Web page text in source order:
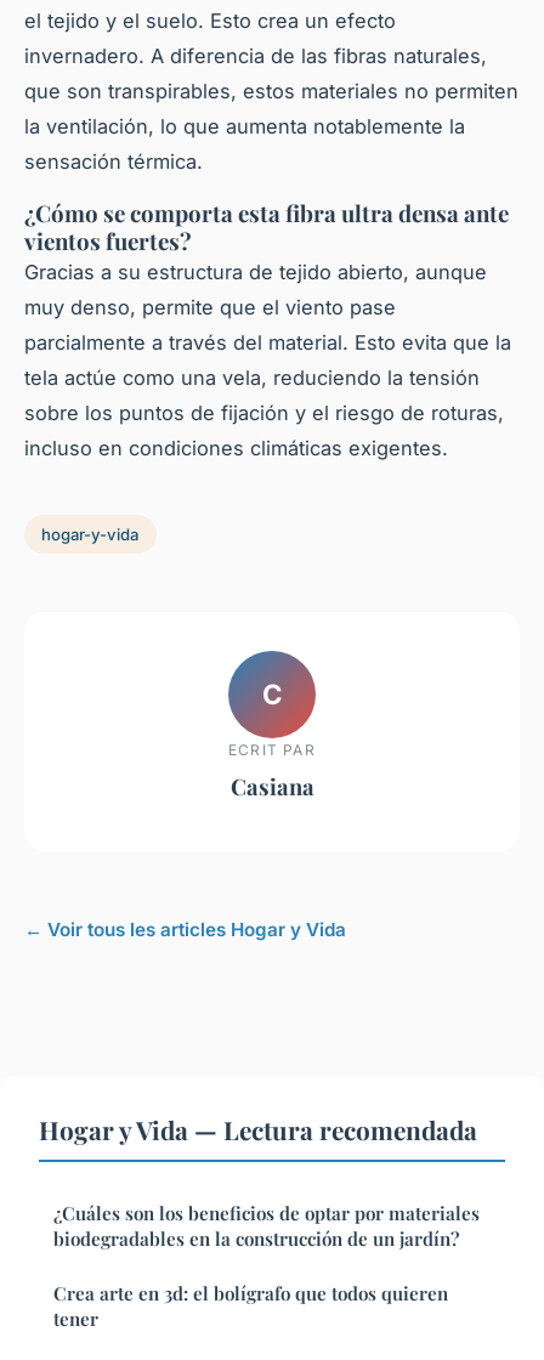
el tejido y el suelo. Esto crea un efecto
invernadero. A diferencia de las fibras naturales,
que son transpirables, estos materiales no permiten
la ventilación, lo que aumenta notablemente la
sensación térmica.
¿Cómo se comporta esta fibra ultra densa ante
vientos fuertes?
Gracias a su estructura de tejido abierto, aunque
muy denso, permite que el viento pase
parcialmente a través del material. Esto evita que la
tela actúe como una vela, reduciendo la tensión
sobre los puntos de fijación y el riesgo de roturas,
incluso en condiciones climáticas exigentes.
hogar-y-vida
C
ECRIT PAR
Casiana
← Voir tous les articles Hogar y Vida
Hogar y Vida — Lectura recomendada
¿Cuáles son los beneficios de optar por materiales
biodegradables en la construcción de un jardín?
Crea arte en 3d: el bolígrafo que todos quieren
tener